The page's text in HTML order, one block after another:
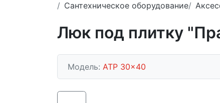
Сантехническое оборудование
Люк под плитку
Модель: ATP 30x40